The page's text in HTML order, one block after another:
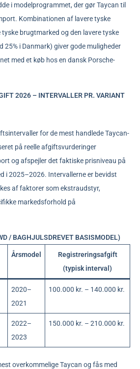
i modelprogrammet, der gør Taycan til
Kombinationen af lavere tyske
brugtmarked og den lavere tyske
25% i Danmark) giver gode muligheder
med et køb hos en dansk Porsche-
2026 – INTERVALLER PR. VARIANT
for de mest handlede Taycan-
på reelle afgiftsvurderinger
og afspejler det faktiske prisniveau på
i 2025–2026. Intervallerne er bevidst
af faktorer som ekstraudstyr,
markedsforhold på
/ BAGHJULSDREVET BASISMODEL)
Årsmodel
Registreringsafgift
(typisk interval)
2020–
2021
100.000 kr. – 140.000 kr.
2022–
2023
150.000 kr. – 210.000 kr.
overkommelige Taycan og fås med